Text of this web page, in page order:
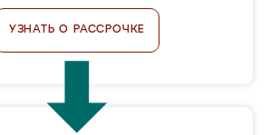
УЗНАТЬ О РАССРОЧКЕ